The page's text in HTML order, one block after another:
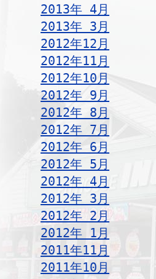
2013年 4月
2013年 3月
2012年12月
2012年11月
2012年10月
2012年 9月
2012年 8月
2012年 7月
2012年 6月
2012年 5月
2012年 4月
2012年 3月
2012年 2月
2012年 1月
2011年11月
2011年10月